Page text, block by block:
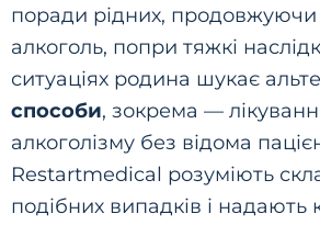
поради рідних,
алкоголь, попри тяжкі
ситуаціях родина шукає
способи, зокрема —
алкоголізму без відома
Restartmedical розуміють
подібних випадків і надають